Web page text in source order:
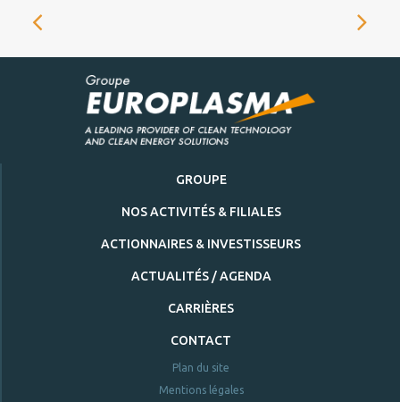
GROUPE
NOS ACTIVITÉS & FILIALES
ACTIONNAIRES & INVESTISSEURS
ACTUALITÉS / AGENDA
CARRIÈRES
CONTACT
Plan du site
Mentions légales